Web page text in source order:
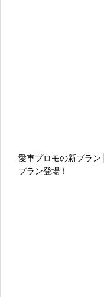
愛車プロモの新プラ
プラン登場！